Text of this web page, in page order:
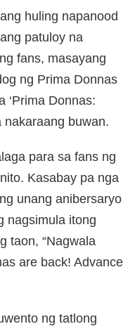
huling napanood
patuloy na
fans, masayang
ng Prima Donnas
‘Prima Donnas:
nakaraang buwan.
para sa fans ng
Kasabay pa nga
unang anibersaryo
nagsimula itong
taon, “Nagwala
are back! Advance
ng tatlong